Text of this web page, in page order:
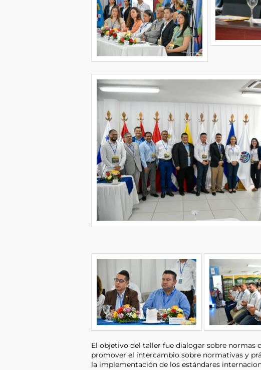
El objetivo del taller fue dialogar sobre normas
promover el intercambio sobre normativas y
la implementación de los estándares